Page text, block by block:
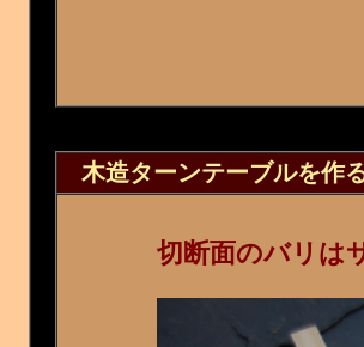
木造ターンテーブルを作
切断面のバリは